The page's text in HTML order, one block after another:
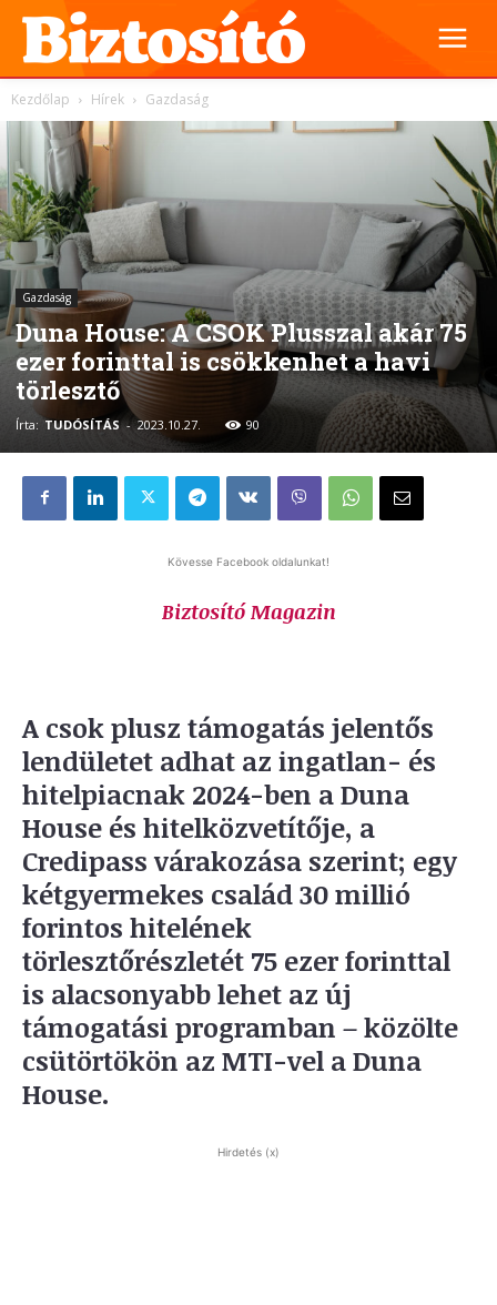
Kezdőlap Hírek Gazdaság
Gazdaság
Duna House: A CSOK Plusszal akár 75
ezer forinttal is csökkenhet a havi
törlesztő
Írta: TUDÓSÍTÁS - 2023.10.27. 90
Kövesse Facebook oldalunkat!
Biztosító Magazin
A csok plusz támogatás jelentős
lendületet adhat az ingatlan- és
hitelpiacnak 2024-ben a Duna
House és hitelközvetítője, a
Credipass várakozása szerint; egy
kétgyermekes család 30 millió
forintos hitelének
törlesztőrészletét 75 ezer forinttal
is alacsonyabb lehet az új
támogatási programban – közölte
csütörtökön az MTI-vel a Duna
House.
Hirdetés (x)